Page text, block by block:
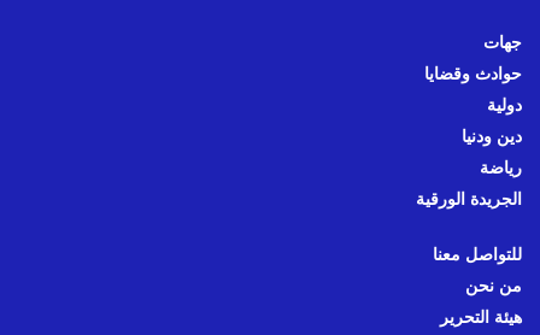
جهات
حوادث وقضايا
دولية
دين ودنيا
رياضة
الجريدة الورقية
للتواصل معنا
من نحن
هيئة التحرير